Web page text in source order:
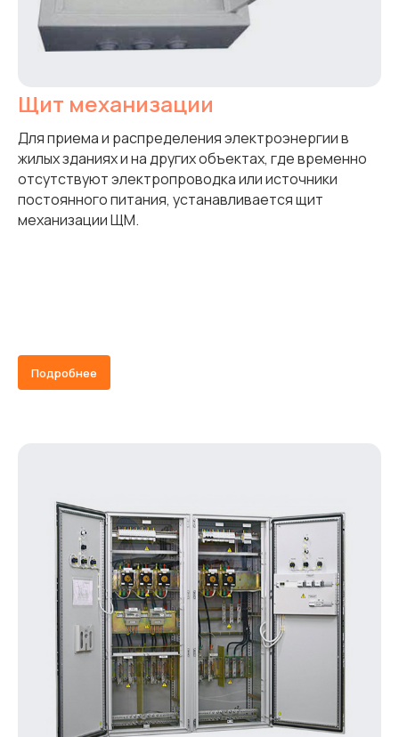
Щит механизации
Для приема и распределения электроэнергии в
жилых зданиях и на других объектах, где временно
отсутствуют электропроводка или источники
постоянного питания, устанавливается щит
механизации ЩМ.
Подробнее